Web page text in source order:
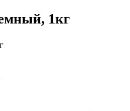
1кг